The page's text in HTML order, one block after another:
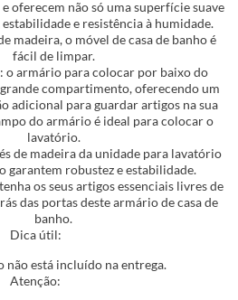
oferecem não só uma superfície suave
e resistência à humidade.
madeira, o móvel de casa de banho é
fácil de limpar.
o armário para colocar por baixo do
compartimento, oferecendo um
adicional para guardar artigos na sua
do armário é ideal para colocar o
lavatório.
de madeira da unidade para lavatório
garantem robustez e estabilidade.
os seus artigos essenciais livres de
das portas deste armário de casa de
banho.
Dica útil:
não está incluído na entrega.
Atenção: